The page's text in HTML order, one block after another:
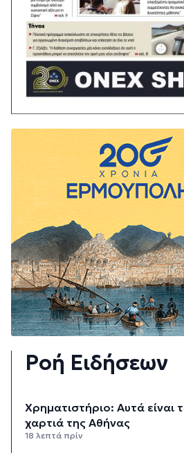
Ροή Ειδήσεων
Χρηματιστήριο: Αυτά είναι
χαρτιά της Αθήνας
18 λεπτά πρίν